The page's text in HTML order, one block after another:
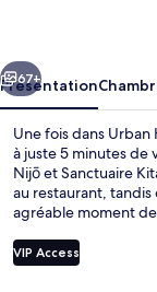
Premium
Suivant
67+
Présentation
Une fois dans
à juste 5 minutes
Nijō et Sanctuaire
au restaurant,
agréable moment
Les autres
transports publics
VIP Access